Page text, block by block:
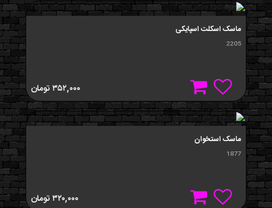
ماسک اسکلت اسپایکی
2205
۳۵۲,۰۰۰تومان
ماسک استخوان
1877
۳۲۰,۰۰۰تومان